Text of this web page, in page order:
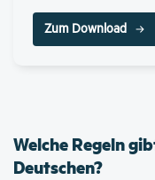
Zum Download
Welche Regeln
Deutschen?